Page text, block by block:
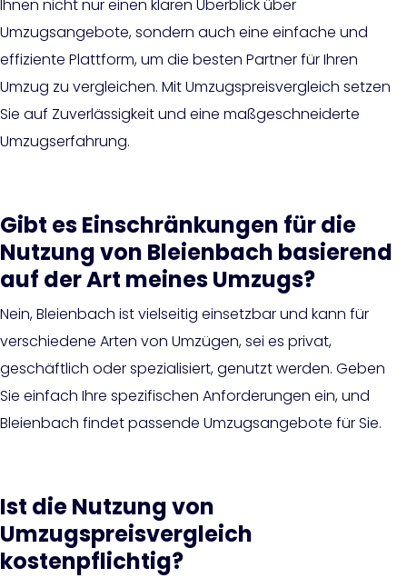
Ihnen nicht nur einen klaren Überblick über
Umzugsangebote, sondern auch eine einfache und
effiziente Plattform, um die besten Partner für Ihren
Umzug zu vergleichen. Mit Umzugspreisvergleich setzen
Sie auf Zuverlässigkeit und eine maßgeschneiderte
Umzugserfahrung.
Gibt es Einschränkungen für die
Nutzung von Bleienbach basierend
auf der Art meines Umzugs?
Nein, Bleienbach ist vielseitig einsetzbar und kann für
verschiedene Arten von Umzügen, sei es privat,
geschäftlich oder spezialisiert, genutzt werden. Geben
Sie einfach Ihre spezifischen Anforderungen ein, und
Bleienbach findet passende Umzugsangebote für Sie.
Ist die Nutzung von
Umzugspreisvergleich
kostenpflichtig?